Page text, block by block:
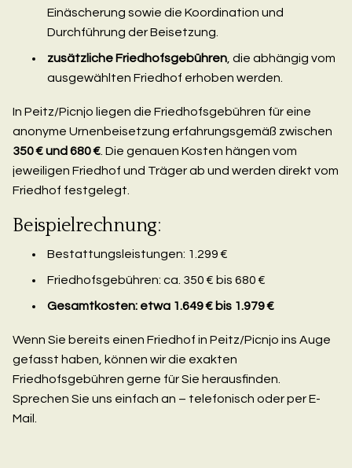
Einäscherung sowie die Koordination und
Durchführung der Beisetzung.
zusätzliche Friedhofsgebühren , die abhängig vom
ausgewählten Friedhof erhoben werden.
In Peitz/Picnjo liegen die Friedhofsgebühren für eine
anonyme Urnenbeisetzung erfahrungsgemäß zwischen
350 € und 680 € . Die genauen Kosten hängen vom
jeweiligen Friedhof und Träger ab und werden direkt vom
Friedhof festgelegt.
Beispielrechnung:
Bestattungsleistungen: 1.299 €
Friedhofsgebühren: ca. 350 € bis 680 €
Gesamtkosten: etwa 1.649 € bis 1.979 €
Wenn Sie bereits einen Friedhof in Peitz/Picnjo ins Auge
gefasst haben, können wir die exakten
Friedhofsgebühren gerne für Sie herausfinden.
Sprechen Sie uns einfach an – telefonisch oder per E-
Mail.